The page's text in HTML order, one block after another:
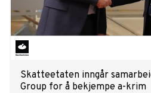
Skatteetaten inngår
Group for å bekjempe a-krim